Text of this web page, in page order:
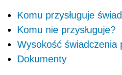
Komu przysługuje
Komu nie przysługuje?
Wysokość świadczenia
Dokumenty